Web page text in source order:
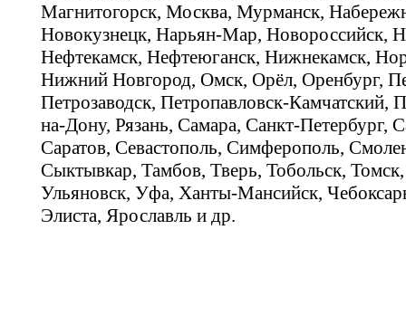
Магнитогорск, Москва, Мурманск,
Новокузнецк, Нарьян-Мар, Новороссийск,
Нефтекамск, Нефтеюганск, Нижнекамск,
Нижний Новгород, Омск, Орёл, Оренбург,
Петрозаводск, Петропавловск-Камчатский,
на-Дону, Рязань, Самара, Санкт-Петербург,
Саратов, Севастополь, Симферополь,
Сыктывкар, Тамбов, Тверь, Тобольск,
Ульяновск, Уфа, Ханты-Мансийск,
Элиста, Ярославль и др.